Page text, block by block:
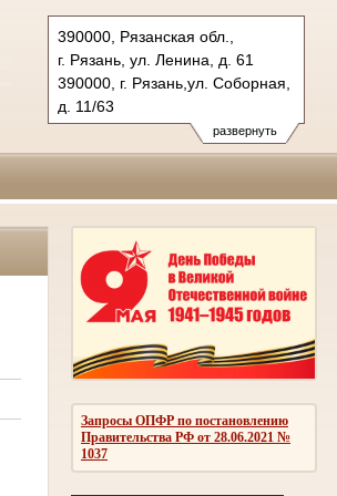
развернуть
390000, Рязанская обл.,
г. Рязань, ул. Ленина, д. 61
390000, г. Рязань,ул. Соборная,
д. 11/63
Тел.: (4912) 25-89-28, 25-80-62
oktiabrsky.riz@sudrf.ru
Запросы ОПФР по постановлению
Правительства РФ от 28.06.2021 №
1037